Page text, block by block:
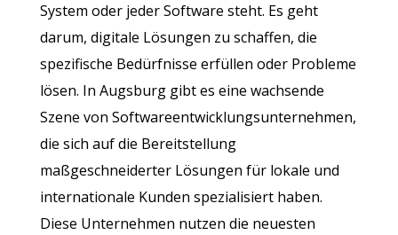
System oder jeder Software steht. Es geht
darum, digitale Lösungen zu schaffen, die
spezifische Bedürfnisse erfüllen oder Probleme
lösen. In Augsburg gibt es eine wachsende
Szene von Softwareentwicklungsunternehmen,
die sich auf die Bereitstellung
maßgeschneiderter Lösungen für lokale und
internationale Kunden spezialisiert haben.
Diese Unternehmen nutzen die neuesten